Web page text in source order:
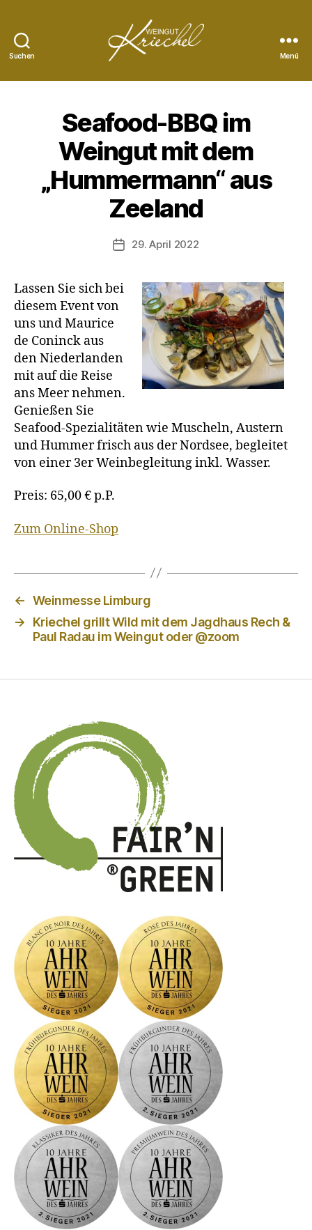
Suchen
Peter
Menü
Seafood-BBQ im
Weingut mit dem
„Hummermann“ aus
Zeeland
Veröffentlichungsdatum
29. April 2022
Lassen Sie sich bei
diesem Event von
uns und Maurice
de Coninck aus
den Niederlanden
mit auf die Reise
ans Meer nehmen.
Genießen Sie
Seafood-Spezialitäten wie Muscheln, Austern
und Hummer frisch aus der Nordsee, begleitet
von einer 3er Weinbegleitung inkl. Wasser.
Preis: 65,00 € p.P.
Zum Online-Shop
← Weinmesse Limburg
→
Kriechel grillt Wild mit dem Jagdhaus Rech &
Paul Radau im Weingut oder @zoom